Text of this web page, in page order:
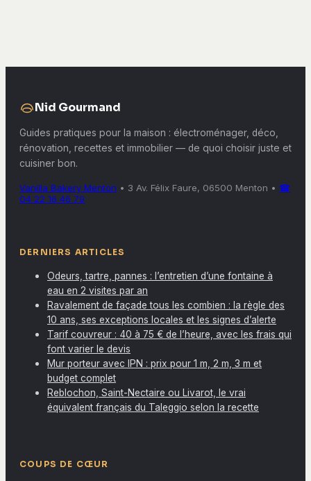
Nid Gourmand
Guides pratiques pour la maison : électroménager, déco,
rénovation, recettes et immobilier — de quoi choisir juste et
cuisiner bon.
Vanilla Bakery Menton • 3 Av. Félix Faure, 06500 Menton • ☎
04 22 16 46 79
DERNIERS ARTICLES
Odeurs, tartre, pannes : l’entretien d’une fontaine à
eau en 2 visites par an
Ravalement de façade tous les combien : la règle des
10 ans, ses exceptions locales et les signes d’alerte
Tarif couvreur : 40 à 75 € de l’heure, avec les frais qui
font varier le devis
Mur porteur avec IPN : prix pour 1 m, 2 m, 3 m et
budget complet
Reblochon, Saint-Nectaire ou Livarot, le vrai
équivalent français du Taleggio selon la recette
COUPS DE CŒUR